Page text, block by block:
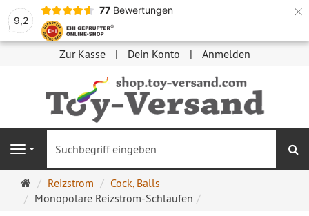
9,2
77 Bewertungen ×
Zur Kasse Dein Konto Anmelden
Navigation
Startseite
Reizstrom
Cock, Balls
Monopolare Reizstrom-Schlaufen